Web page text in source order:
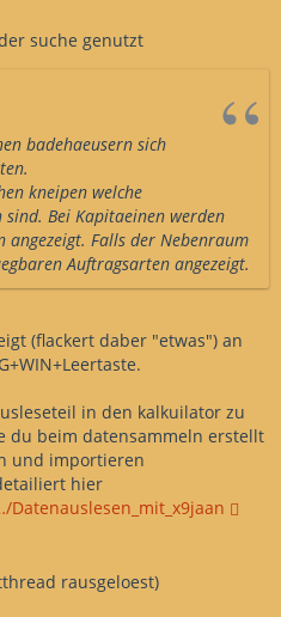
allerdings um 2 Tage
mit den ersten Kapitänen.
erst am 13.10 da ist und
Einfacher geht es ja nun
erläutern wie das Toll
03 funktioniert.
suche genutzt
badehaeusern sich
kneipen welche
Bei Kapitaeinen werden
Falls der Nebenraum
Auftragsarten angezeigt.
(flackert daber "etwas") an
in den kalkuilator zu
du beim datensammeln erstellt
und importieren
hier
rausgeloest)